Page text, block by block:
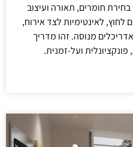
חומרים, תאורה ועיצוב
לחוץ, לאינטימיות לצד אירוח,
מנוסה. זהו מדריך
ועל-זמנית.